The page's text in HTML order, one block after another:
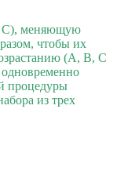
C), меняющую
чтобы их
(A, B, C
процедуры
из трех